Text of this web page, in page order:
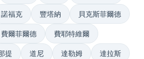
諾福克 豐塔納 貝克斯菲爾德
費爾菲爾德 費耶特維爾
提 道尼 達勒姆 達拉斯